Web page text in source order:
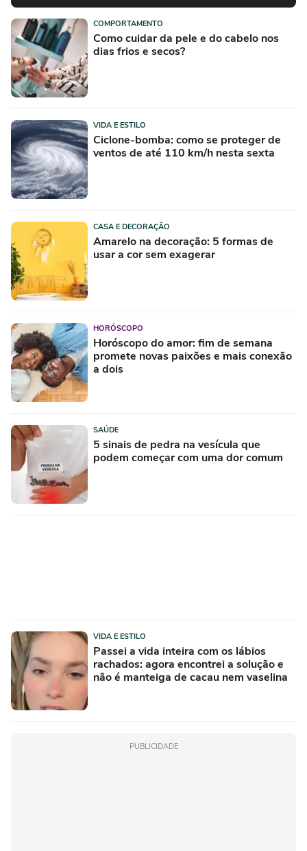
COMPORTAMENTO
Como cuidar da pele e do cabelo nos
dias frios e secos?
VIDA E ESTILO
Ciclone-bomba: como se proteger de
ventos de até 110 km/h nesta sexta
CASA E DECORAÇÃO
Amarelo na decoração: 5 formas de
usar a cor sem exagerar
HORÓSCOPO
Horóscopo do amor: fim de semana
promete novas paixões e mais conexão
a dois
SAÚDE
5 sinais de pedra na vesícula que
podem começar com uma dor comum
VIDA E ESTILO
Passei a vida inteira com os lábios
rachados: agora encontrei a solução e
não é manteiga de cacau nem vaselina
PUBLICIDADE